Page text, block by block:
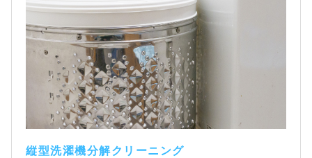
縦型洗濯機分解クリーニング